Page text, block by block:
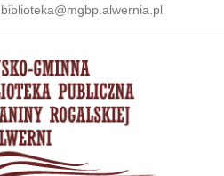
biblioteka@mgbp.alwernia.pl